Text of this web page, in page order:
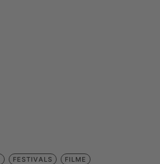
FESTIVALS FILME